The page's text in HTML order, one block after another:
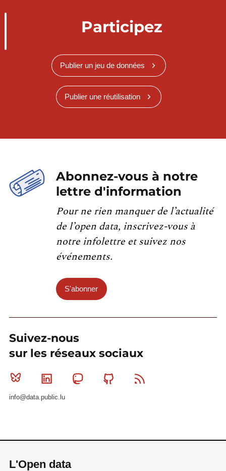
Participez
Publier un jeu de données
Publier une réutilisation
Abonnez-vous à notre
lettre d'information
Pour ne rien manquer de l’actualité
de l’open data, inscrivez-vous à
notre infolettre et suivez nos
événements.
S'abonner
Suivez-nous
sur les réseaux sociaux
Bluesky Linkedin MastodonGithub
info@data.public.lu
L'Open data